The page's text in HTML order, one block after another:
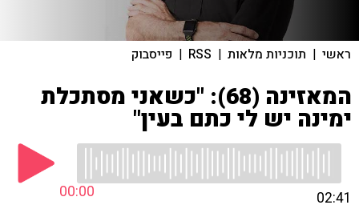
ראשי | תוכניות מלאות |
RSS
| פייסבוק
המאזינה (68): "כשאני מסתכלת
ימינה יש לי כתם בעין"
00:00 02:41